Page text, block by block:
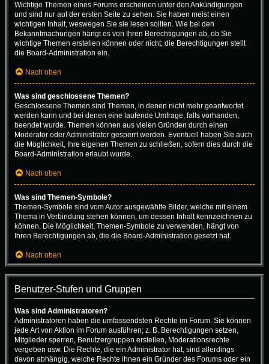
Wichtige Themen eines Forums erscheinen unter den Ankündigungen
und sind nur auf der ersten Seite zu sehen. Sie haben meist einen
wichtigen Inhalt, weswegen Sie sie lesen sollten. Wie bei den
Bekanntmachungen hängt es von Ihren Berechtigungen ab, ob Sie
wichtige Themen erstellen können oder nicht; die Berechtigungen stellt
die Board-Administration ein.
Nach oben
Was sind geschlossene Themen?
Geschlossene Themen sind Themen, in denen nicht mehr geantwortet
werden kann und bei denen eine laufende Umfrage, falls vorhanden,
beendet wurde. Themen können aus vielen Gründen durch einen
Moderator oder Administrator gesperrt werden. Eventuell haben Sie auch
die Möglichkeit, Ihre eigenen Themen zu schließen, sofern dies durch die
Board-Administration erlaubt wurde.
Nach oben
Was sind Themen-Symbole?
Themen-Symbole sind vom Autor ausgewählte Bilder, welche mit einem
Thema in Verbindung stehen können, um dessen Inhalt kennzeichnen zu
können. Die Möglichkeit, Themen-Symbole zu verwenden, hängt von
Ihren Berechtigungen ab, die die Board-Administration gesetzt hat.
Nach oben
Benutzer-Stufen und Gruppen
Was sind Administratoren?
Administratoren haben die umfassendsten Rechte im Forum. Sie können
jede Art von Aktion im Forum ausführen; z. B. Berechtigungen setzen,
Mitglieder sperren, Benutzergruppen erstellen, Moderationsrechte
vergeben usw. Die Rechte, die ein Administrator hat, sind allerdings
davon abhängig, welche Rechte ihnen ein Gründer des Forums oder ein